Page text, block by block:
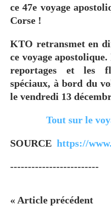
ce 47e voyage
Corse !
KTO retransmet en
ce voyage
reportages et les
spéciaux, à bord du
le vendredi 13
Tout sur le
SOURCE https://
-------------------------
« Article précédent